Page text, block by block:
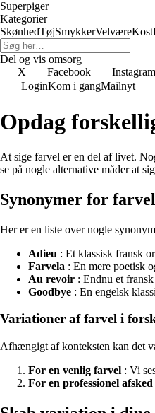
Superpiger
Kategorier
SkønhedTøjSmykkerVelværeKost
Del og vis omsorg
X
Facebook Instagram
LoginKom i gangMailnyt
Opdag
At sige farvel er en del af livet.
se på nogle alternative måder at
Synonymer for
Her er en liste over nogle
Adieu : Et klassisk fransk
Farvela : En mere poetisk
Au revoir : Endnu et
Goodbye : En engelsk
Variationer af farvel i
Afhængigt af konteksten kan det
For en venlig farvel : Vi
For en professionel afsked